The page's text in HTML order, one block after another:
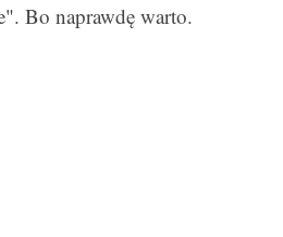
Bo naprawdę warto.